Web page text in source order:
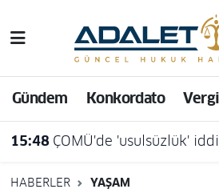
Gündem Konkordato
15:48 ÇOMÜ'de 'usulsüzlük' iddiası:
HABERLER YAŞAM
Hava Durumu
Trafik Durumu
Süper Lig Puan Durumu
Tüm Manşetler